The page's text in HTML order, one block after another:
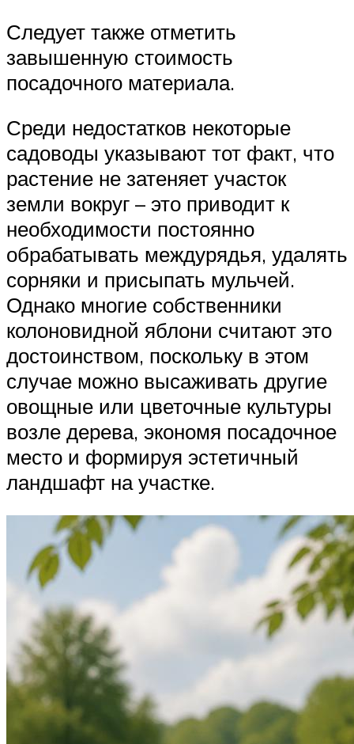
Следует также отметить
завышенную стоимость
посадочного материала.
Среди недостатков некоторые
садоводы указывают тот факт, что
растение не затеняет участок
земли вокруг – это приводит к
необходимости постоянно
обрабатывать междурядья, удалять
сорняки и присыпать мульчей.
Однако многие собственники
колоновидной яблони считают это
достоинством, поскольку в этом
случае можно высаживать другие
овощные или цветочные культуры
возле дерева, экономя посадочное
место и формируя эстетичный
ландшафт на участке.